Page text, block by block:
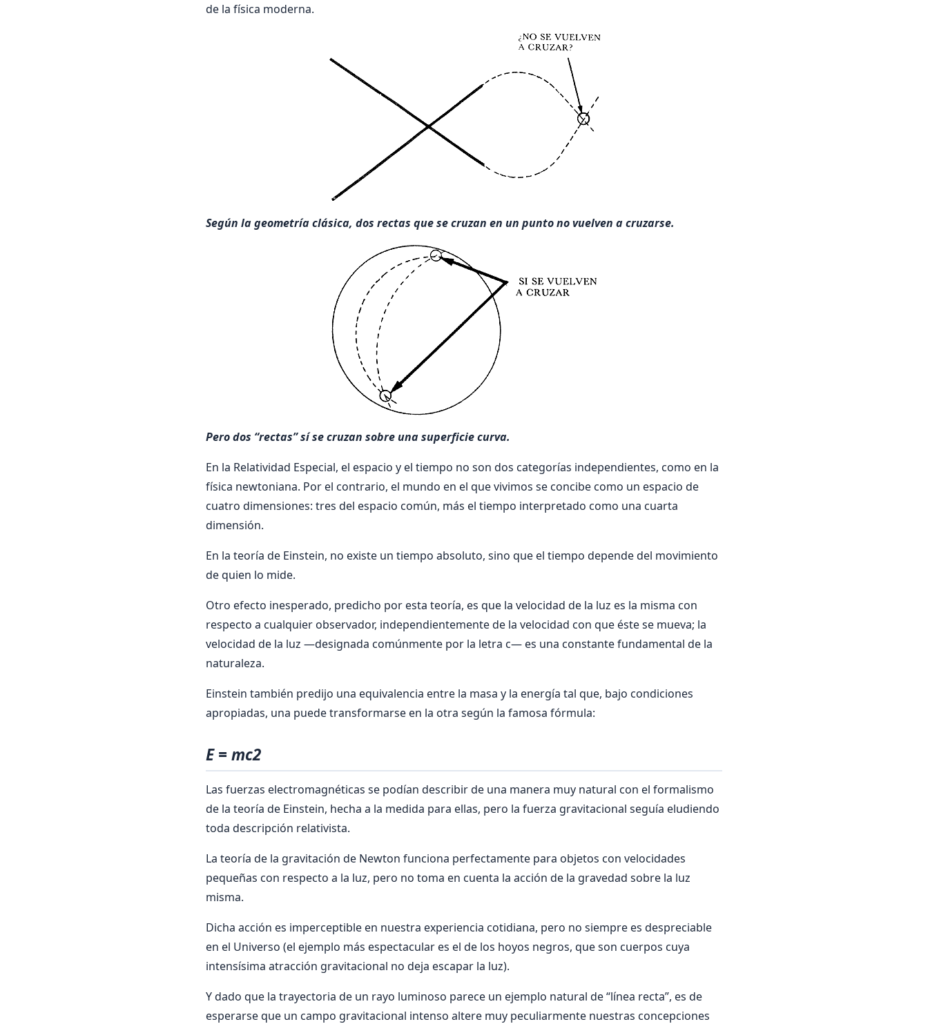
de la física moderna.
Según la geometría clásica, dos rectas que se cruzan en un punto no vuelven a cruzarse.
Pero dos “rectas” sí se cruzan sobre una superficie curva.
En la Relatividad Especial, el espacio y el tiempo no son dos categorías independientes, como en la
física newtoniana. Por el contrario, el mundo en el que vivimos se concibe como un espacio de
cuatro dimensiones: tres del espacio común, más el tiempo interpretado como una cuarta
dimensión.
En la teoría de Einstein, no existe un tiempo absoluto, sino que el tiempo depende del movimiento
de quien lo mide.
Otro efecto inesperado, predicho por esta teoría, es que la velocidad de la luz es la misma con
respecto a cualquier observador, independientemente de la velocidad con que éste se mueva; la
velocidad de la luz —designada comúnmente por la letra c— es una constante fundamental de la
naturaleza.
Einstein también predijo una equivalencia entre la masa y la energía tal que, bajo condiciones
apropiadas, una puede transformarse en la otra según la famosa fórmula:
E = mc2
Las fuerzas electromagnéticas se podían describir de una manera muy natural con el formalismo
de la teoría de Einstein, hecha a la medida para ellas, pero la fuerza gravitacional seguía eludiendo
toda descripción relativista.
La teoría de la gravitación de Newton funciona perfectamente para objetos con velocidades
pequeñas con respecto a la luz, pero no toma en cuenta la acción de la gravedad sobre la luz
misma.
Dicha acción es imperceptible en nuestra experiencia cotidiana, pero no siempre es despreciable
en el Universo (el ejemplo más espectacular es el de los hoyos negros, que son cuerpos cuya
intensísima atracción gravitacional no deja escapar la luz).
Y dado que la trayectoria de un rayo luminoso parece un ejemplo natural de “línea recta”, es de
esperarse que un campo gravitacional intenso altere muy peculiarmente nuestras concepciones